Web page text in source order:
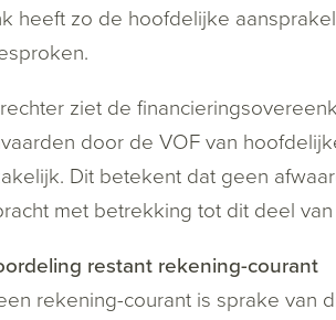
heeft zo de hoofdelijke
ziet de
door de VOF van
Dit betekent dat geen
met betrekking tot dit deel
restant rekening-courant
rekening-courant is sprake van